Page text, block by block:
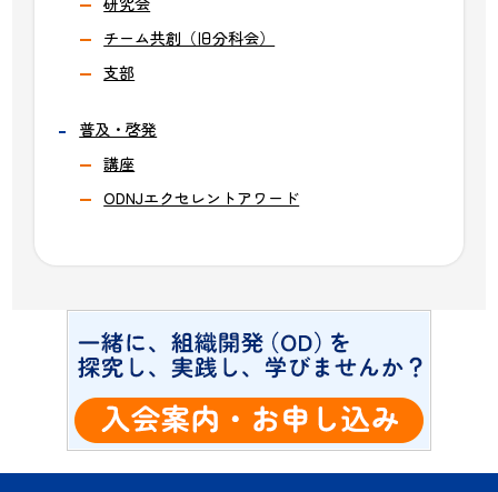
チーム共創（旧分科会）
支部
普及・啓発
講座
ODNJエクセレントアワード